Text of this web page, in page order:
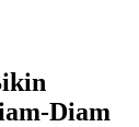
Diam